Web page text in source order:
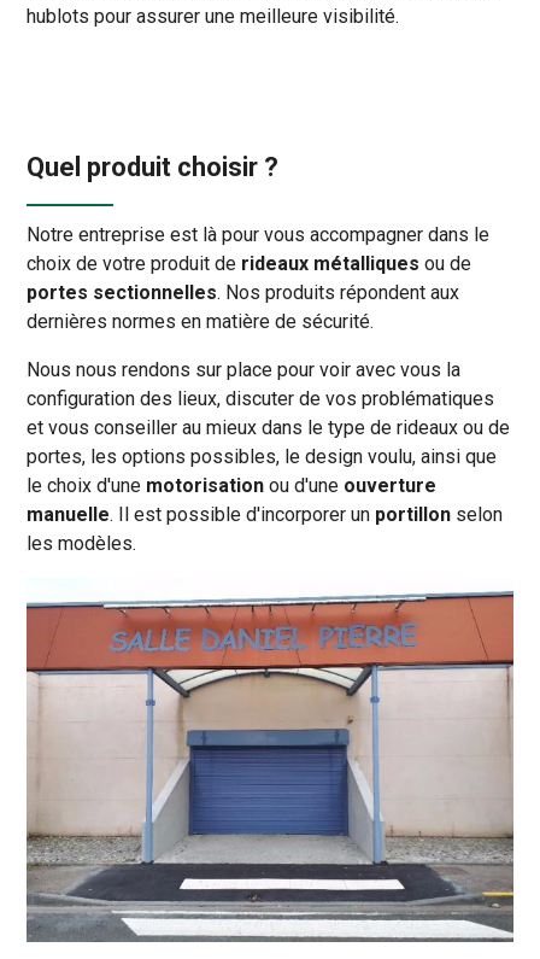
hublots pour assurer une meilleure visibilité.
Quel produit choisir ?
Notre entreprise est là pour vous accompagner dans le
choix de votre produit de rideaux métalliques ou de
portes sectionnelles. Nos produits répondent aux
dernières normes en matière de sécurité.
Nous nous rendons sur place pour voir avec vous la
configuration des lieux, discuter de vos problématiques
et vous conseiller au mieux dans le type de rideaux ou de
portes, les options possibles, le design voulu, ainsi que
le choix d'une motorisation ou d'une ouverture
manuelle. Il est possible d'incorporer un portillon selon
les modèles.